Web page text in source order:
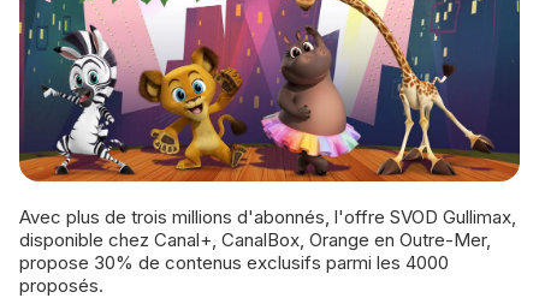
Avec plus de trois millions d'abonnés, l'offre SVOD Gullimax,
disponible chez Canal+, CanalBox, Orange en Outre-Mer,
propose 30% de contenus exclusifs parmi les 4000
proposés.